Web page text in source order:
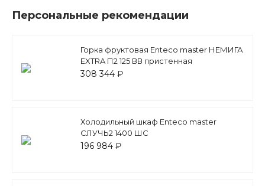
Персональные рекомендации
Горка фруктовая Enteco master НЕМИГА
EXTRA П2 125 ВВ пристенная
308 344 ₽
Холодильный шкаф Enteco master
СЛУЧЬ2 1400 ШС
среднетемпературный, стеклянная
196 984 ₽